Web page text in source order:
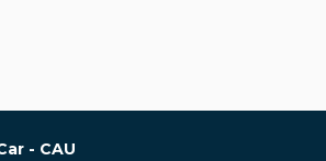
- CAU